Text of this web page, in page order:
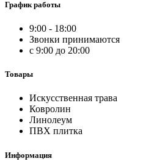
График работы
9:00 - 18:00
Звонки принимаются
с 9:00 до 20:00
Товары
Искусственная трава
Ковролин
Линолеум
ПВХ плитка
Информация